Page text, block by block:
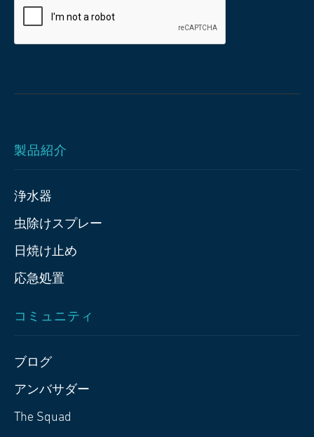
製品紹介
浄水器
虫除けスプレー
日焼け止め
応急処置
コミュニティ
ブログ
アンバサダー
The Squad